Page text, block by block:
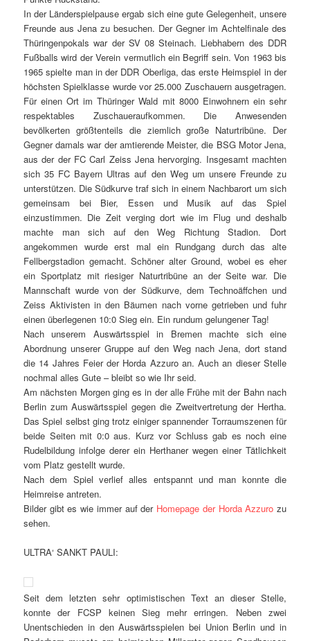
In der Länderspielpause ergab sich eine gute Gelegenheit, unsere
Freunde aus Jena zu besuchen. Der Gegner im Achtelfinale des
Thüringenpokals war der SV 08 Steinach. Liebhabern des DDR
Fußballs wird der Verein vermutlich ein Begriff sein. Von 1963 bis
1965 spielte man in der DDR Oberliga, das erste Heimspiel in der
höchsten Spielklasse wurde vor 25.000 Zuschauern ausgetragen.
Für einen Ort im Thüringer Wald mit 8000 Einwohnern ein sehr
respektables Zuschaueraufkommen. Die Anwesenden
bevölkerten größtenteils die ziemlich große Naturtribüne. Der
Gegner damals war der amtierende Meister, die BSG Motor Jena,
aus der der FC Carl Zeiss Jena hervorging. Insgesamt machten
sich 35 FC Bayern Ultras auf den Weg um unsere Freunde zu
unterstützen. Die Südkurve traf sich in einem Nachbarort um sich
gemeinsam bei Bier, Essen und Musik auf das Spiel
einzustimmen. Die Zeit verging dort wie im Flug und deshalb
machte man sich auf den Weg Richtung Stadion. Dort
angekommen wurde erst mal ein Rundgang durch das alte
Fellbergstadion gemacht. Schöner alter Ground, wobei es eher
ein Sportplatz mit riesiger Naturtribüne an der Seite war. Die
Mannschaft wurde von der Südkurve, dem Technoäffchen und
Zeiss Aktivisten in den Bäumen nach vorne getrieben und fuhr
einen überlegenen 10:0 Sieg ein. Ein rundum gelungener Tag!
Nach unserem Auswärtsspiel in Bremen machte sich eine
Abordnung unserer Gruppe auf den Weg nach Jena, dort stand
die 14 Jahres Feier der Horda Azzuro an. Auch an dieser Stelle
nochmal alles Gute – bleibt so wie Ihr seid.
Am nächsten Morgen ging es in der alle Frühe mit der Bahn nach
Berlin zum Auswärtsspiel gegen die Zweitvertretung der Hertha.
Das Spiel selbst ging trotz einiger spannender Torraumszenen für
beide Seiten mit 0:0 aus. Kurz vor Schluss gab es noch eine
Rudelbildung infolge derer ein Herthaner wegen einer Tätlichkeit
vom Platz gestellt wurde.
Nach dem Spiel verlief alles entspannt und man konnte die
Heimreise antreten.
Bilder gibt es wie immer auf der Homepage der Horda Azzuro zu
sehen.
ULTRA‘ SANKT PAULI:
Seit dem letzten sehr optimistischen Text an dieser Stelle,
konnte der FCSP keinen Sieg mehr erringen. Neben zwei
Unentschieden in den Auswärtsspielen bei Union Berlin und in